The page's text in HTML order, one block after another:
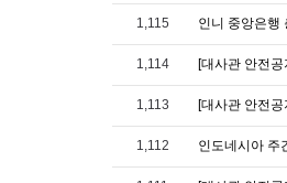
1,115 인니 중앙은행
1,114 [대사관 안전
1,113 [대사관 안전
1,112 인도네시아 주